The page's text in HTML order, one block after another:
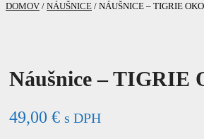
DOMOV / NÁUŠNICE / NÁUŠNICE – TIGRIE OKO
Náušnice – TIGRIE
49,00 € s DPH